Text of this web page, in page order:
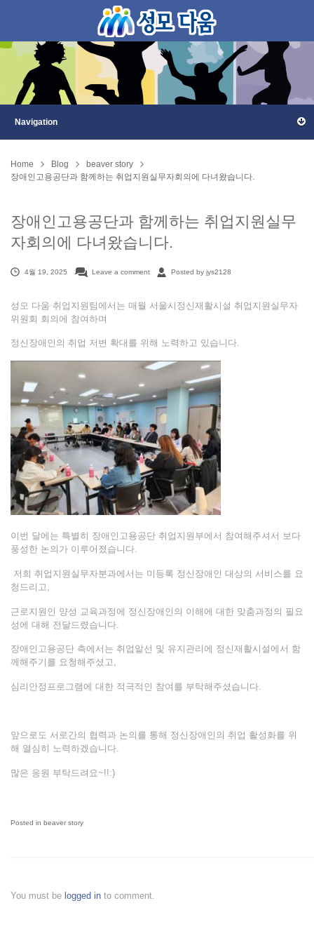
Home Blog
beaver story
장애인고용공단과 함께하는 취업지원실무자회의에 다녀왔습니다.
장애인고용공단과 함께하는 취업지원실무
자회의에 다녀왔습니다.
4월 19, 2025 Leave a comment Posted by jys2128
성모 다움 취업지원팀에서는 매월 서울시정신재활시설 취업지원실무자
위원회 회의에 참여하며
정신장애인의 취업 저변 확대를 위해 노력하고 있습니다.
이번 달에는 특별히 장애인고용공단 취업지원부에서 참여해주셔서 보다
풍성한 논의가 이루어졌습니다.
저희 취업지원실무자분과에서는 미등록 정신장애인 대상의 서비스를 요
청드리고,
근로지원인 양성 교육과정에 정신장애인의 이해에 대한 맞춤과정의 필요
성에 대해 전달드렸습니다.
장애인고용공단 측에서는 취업알선 및 유지관리에 정신재활시설에서 함
께해주기를 요청해주셨고,
심리안정프로그램에 대한 적극적인 참여를 부탁해주셨습니다.
앞으로도 서로간의 협력과 논의를 통해 정신장애인의 취업 활성화를 위
해 열심히 노력하겠습니다.
많은 응원 부탁드려요~!!:)
Posted in beaver story
You must be logged in to comment.